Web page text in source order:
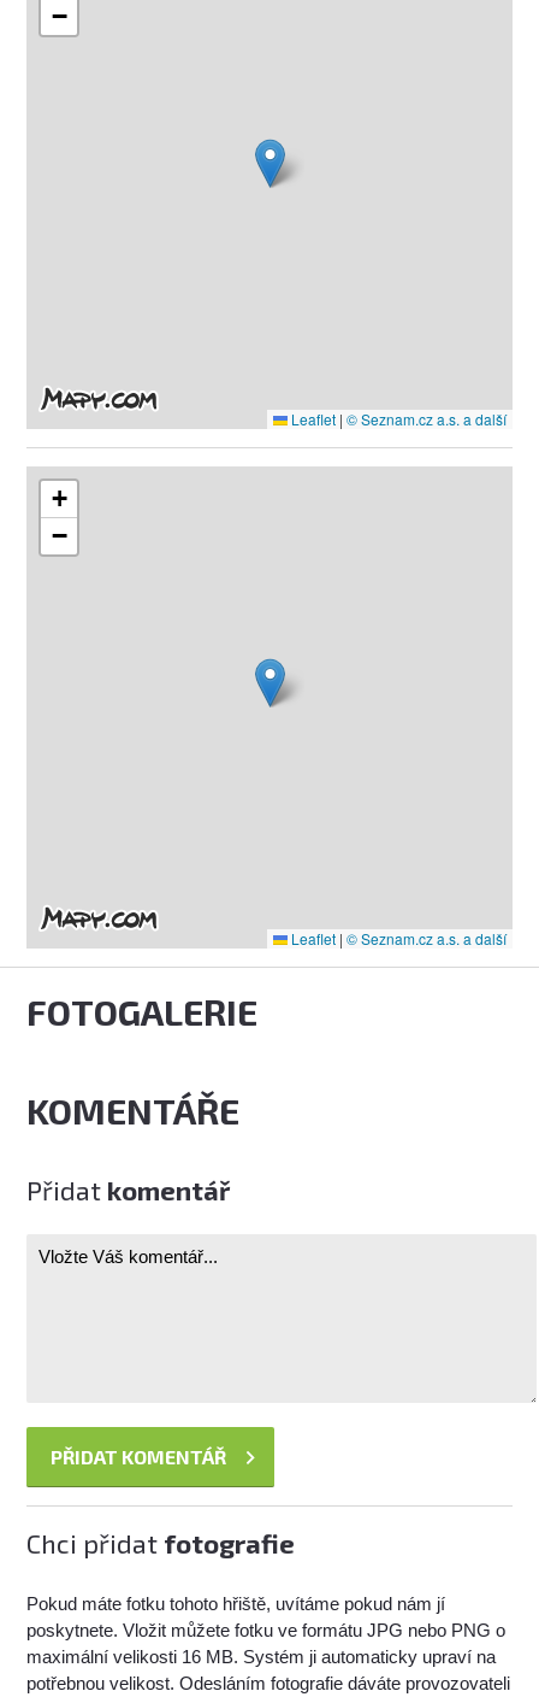
−
Leaflet | © Seznam.cz a.s. a další
+
−
Leaflet | © Seznam.cz a.s. a další
FOTOGALERIE
KOMENTÁŘE
Přidat komentář
Chci přidat fotografie
Pokud máte fotku tohoto hřiště, uvítáme pokud nám jí
poskytnete. Vložit můžete fotku ve formátu JPG nebo PNG o
maximální velikosti 16 MB. Systém ji automaticky upraví na
potřebnou velikost. Odesláním fotografie dáváte provozovateli